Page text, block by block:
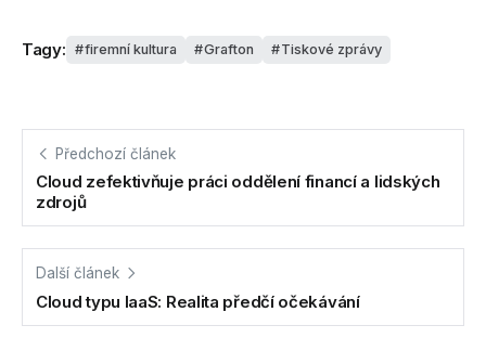
Tagy: firemní kultura Grafton Tiskové zprávy
Předchozí článek
Cloud zefektivňuje práci oddělení financí a lidských
zdrojů
Další článek
Cloud typu IaaS: Realita předčí očekávání